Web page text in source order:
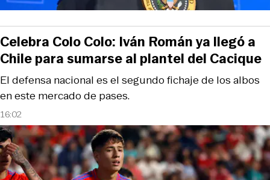
16:02
El defensa nacional es el segundo fichaje de los albos
en este mercado de pases.
Celebra Colo Colo: Iván Román ya llegó a
Chile para sumarse al plantel del Cacique